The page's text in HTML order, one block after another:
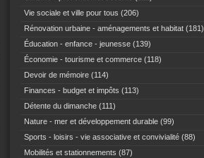
Vie sociale et ville pour tous (206)
Rénovation urbaine - aménagements et habitat (181)
Éducation - enfance - jeunesse (139)
Économie - tourisme et commerce (118)
Devoir de mémoire (114)
Finances - budget et impôts (113)
Détente du dimanche (111)
Nature - mer et développement durable (99)
Sports - loisirs - vie associative et convivialité (88)
Mobilités et stationnements (87)